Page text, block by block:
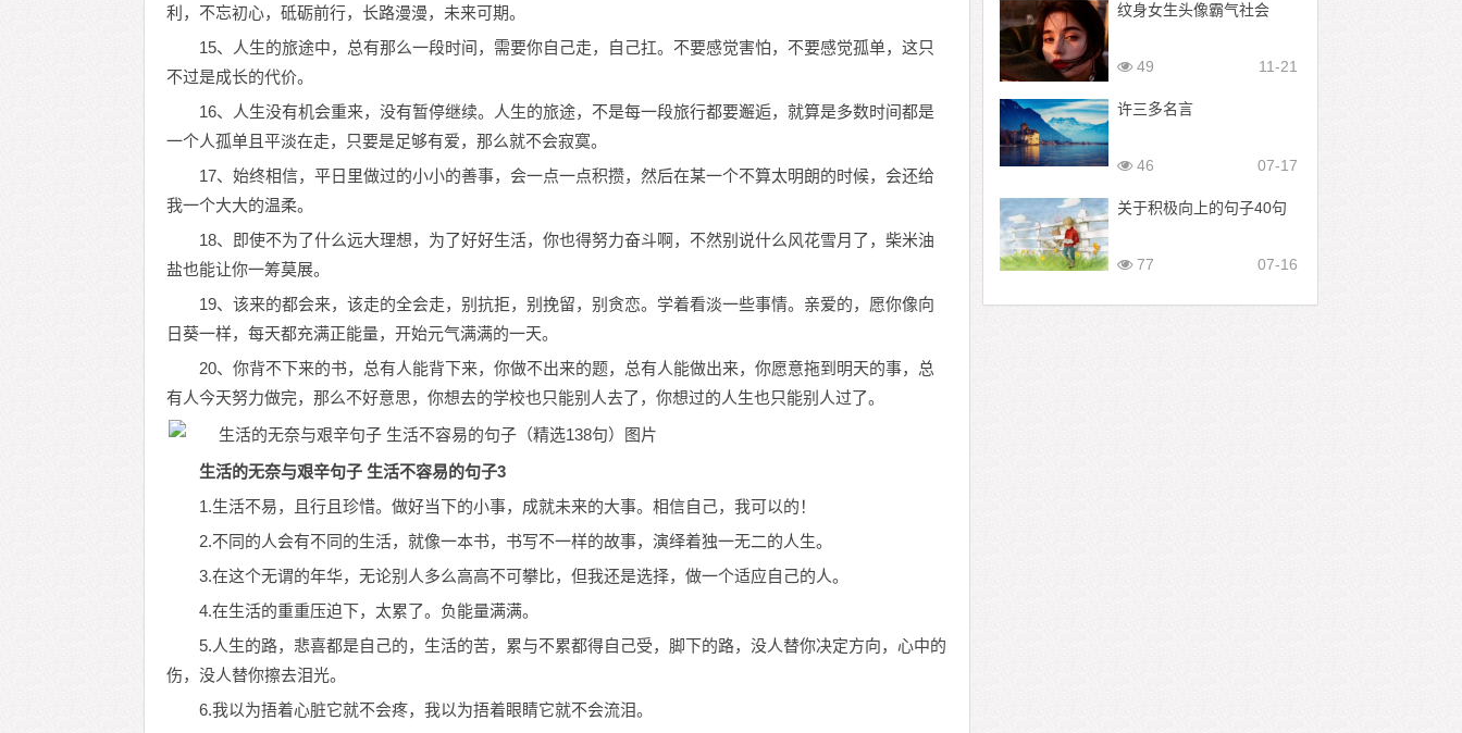
利，不忘初心，砥砺前行，长路漫漫，未来可期。
15、人生的旅途中，总有那么一段时间，需要你自己走，自己扛。不要感觉害怕，不要感觉孤单，这只
不过是成长的代价。
16、人生没有机会重来，没有暂停继续。人生的旅途，不是每一段旅行都要邂逅，就算是多数时间都是
一个人孤单且平淡在走，只要是足够有爱，那么就不会寂寞。
17、始终相信，平日里做过的小小的善事，会一点一点积攒，然后在某一个不算太明朗的时候，会还给
我一个大大的温柔。
18、即使不为了什么远大理想，为了好好生活，你也得努力奋斗啊，不然别说什么风花雪月了，柴米油
盐也能让你一筹莫展。
19、该来的都会来，该走的全会走，别抗拒，别挽留，别贪恋。学着看淡一些事情。亲爱的，愿你像向
日葵一样，每天都充满正能量，开始元气满满的一天。
20、你背不下来的书，总有人能背下来，你做不出来的题，总有人能做出来，你愿意拖到明天的事，总
有人今天努力做完，那么不好意思，你想去的学校也只能别人去了，你想过的人生也只能别人过了。
生活的无奈与艰辛句子 生活不容易的句子3
1.生活不易，且行且珍惜。做好当下的小事，成就未来的大事。相信自己，我可以的！
2.不同的人会有不同的生活，就像一本书，书写不一样的故事，演绎着独一无二的人生。
3.在这个无谓的年华，无论别人多么高高不可攀比，但我还是选择，做一个适应自己的人。
4.在生活的重重压迫下，太累了。负能量满满。
5.人生的路，悲喜都是自己的，生活的苦，累与不累都得自己受，脚下的路，没人替你决定方向，心中的
伤，没人替你擦去泪光。
6.我以为捂着心脏它就不会疼，我以为捂着眼睛它就不会流泪。
纹身女生头像霸气社会
11-21
49
许三多名言
07-17
46
关于积极向上的句子40句
07-16
77